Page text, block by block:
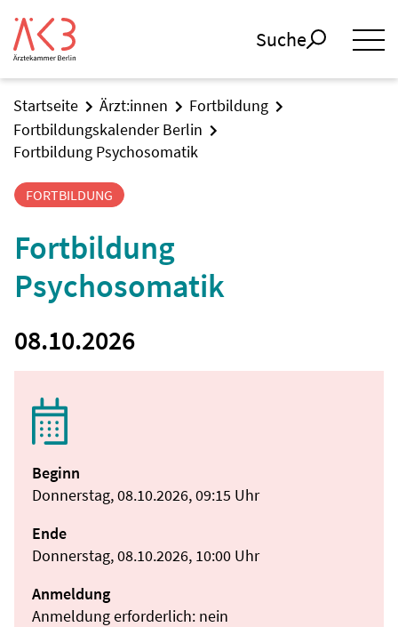
Suche
Startseite Ärzt:innen
Fortbildung
Fortbildungskalender Berlin
Fortbildung Psychosomatik
FORTBILDUNG
Fortbildung
Psychosomatik
08.10.2026
Beginn
Donnerstag, 08.10.2026, 09:15 Uhr
Ende
Donnerstag, 08.10.2026, 10:00 Uhr
Anmeldung
Anmeldung erforderlich: nein